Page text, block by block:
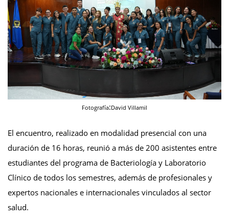
Fotografía:David Villamil
El encuentro, realizado en modalidad presencial con una
duración de 16 horas, reunió a más de 200 asistentes entre
estudiantes del programa de Bacteriología y Laboratorio
Clínico de todos los semestres, además de profesionales y
expertos nacionales e internacionales vinculados al sector
salud.